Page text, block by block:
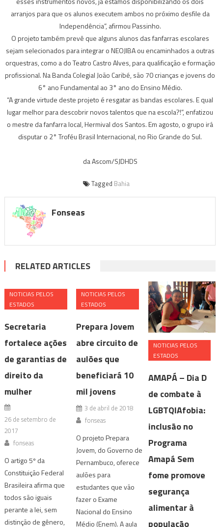
arranjos para que os alunos executem ambos no próximo desfile da
Independência”, afirmou Passinho.
O projeto também prevê que alguns alunos das fanfarras escolares
sejam selecionados para integrar o NEOJIBA ou encaminhados a outras
orquestras, como a do Teatro Castro Alves, para qualificação e formação
profissional. Na Banda Colegial João Caribé, são 70 crianças e jovens do
6° ano Fundamental ao 3° ano do Ensino Médio.
“A grande virtude deste projeto é resgatar as bandas escolares. E qual
lugar melhor para descobrir novos talentos que na escola?!”, enfatizou
o mestre da fanfarra local, Hermival dos Santos. Em agosto, o grupo irá
disputar o 2° Troféu Brasil Internacional, no Rio Grande do Sul.
da Ascom/SJDHDS
Tagged Bahia
Fonseas
RELATED ARTICLES
NOTICIAS PELOS
ESTADOS
Secretaria
fortalece ações
de garantias de
direito da
mulher
26 de setembro de
2017
fonseas
O artigo 5º da
Constituição Federal
Brasileira afirma que
todos são iguais
perante a lei, sem
distinção de gênero,
NOTICIAS PELOS
ESTADOS
Prepara Jovem
abre circuito de
aulões que
beneficiará 10
mil jovens
3 de abril de 2018
fonseas
O projeto Prepara
Jovem, do Governo de
Pernambuco, oferece
aulões para
estudantes que vão
fazer o Exame
Nacional do Ensino
Médio (Enem). A aula
NOTICIAS PELOS
ESTADOS
AMAPÁ – Dia D
de combate à
LGBTQIAfobia:
inclusão no
Programa
Amapá Sem
fome promove
segurança
alimentar à
população